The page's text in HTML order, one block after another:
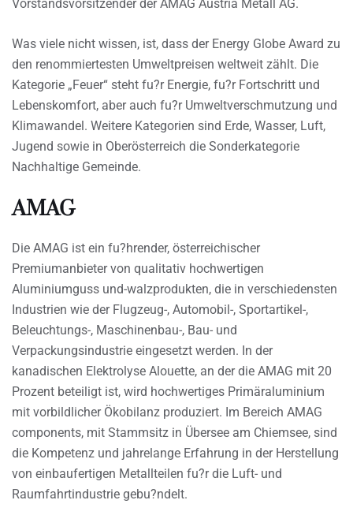
Vorstandsvorsitzender der AMAG Austria Metall AG.
Was viele nicht wissen, ist, dass der Energy Globe Award zu
den renommiertesten Umweltpreisen weltweit zählt. Die
Kategorie „Feuer“ steht fu?r Energie, fu?r Fortschritt und
Lebenskomfort, aber auch fu?r Umweltverschmutzung und
Klimawandel. Weitere Kategorien sind Erde, Wasser, Luft,
Jugend sowie in Oberösterreich die Sonderkategorie
Nachhaltige Gemeinde.
AMAG
Die AMAG ist ein fu?hrender, österreichischer
Premiumanbieter von qualitativ hochwertigen
Aluminiumguss und-walzprodukten, die in verschiedensten
Industrien wie der Flugzeug-, Automobil-, Sportartikel-,
Beleuchtungs-, Maschinenbau-, Bau- und
Verpackungsindustrie eingesetzt werden. In der
kanadischen Elektrolyse Alouette, an der die AMAG mit 20
Prozent beteiligt ist, wird hochwertiges Primäraluminium
mit vorbildlicher Ökobilanz produziert. Im Bereich AMAG
components, mit Stammsitz in Übersee am Chiemsee, sind
die Kompetenz und jahrelange Erfahrung in der Herstellung
von einbaufertigen Metallteilen fu?r die Luft- und
Raumfahrtindustrie gebu?ndelt.